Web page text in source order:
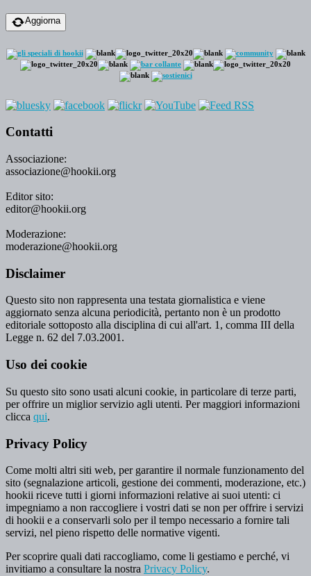
Aggiorna
Contatti
Associazione:
associazione@hookii.org
Editor sito:
editor@hookii.org
Moderazione:
moderazione@hookii.org
Disclaimer
Questo sito non rappresenta una testata giornalistica e viene
aggiornato senza alcuna periodicità, pertanto non è un prodotto
editoriale sottoposto alla disciplina di cui all'art. 1, comma III della
Legge n. 62 del 7.03.2001.
Uso dei cookie
Su questo sito sono usati alcuni cookie, in particolare di terze parti,
per offrire un miglior servizio agli utenti. Per maggiori informazioni
clicca qui.
Privacy Policy
Come molti altri siti web, per garantire il normale funzionamento del
sito (segnalazione articoli, gestione dei commenti, moderazione, etc.)
hookii riceve tutti i giorni informazioni relative ai suoi utenti: ci
impegniamo a non raccogliere i vostri dati se non per offrire i servizi
di hookii e a conservarli solo per il tempo necessario a fornire tali
servizi, nel pieno rispetto delle normative vigenti.
Per scoprire quali dati raccogliamo, come li gestiamo e perché, vi
invitiamo a consultare la nostra Privacy Policy.